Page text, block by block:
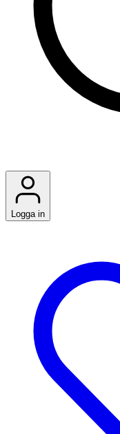
Logga in